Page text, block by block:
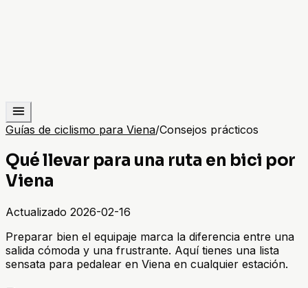
Guías de ciclismo para Viena/Consejos prácticos
Qué llevar para una ruta en bici por
Viena
Actualizado 2026-02-16
Preparar bien el equipaje marca la diferencia entre una
salida cómoda y una frustrante. Aquí tienes una lista
sensata para pedalear en Viena en cualquier estación.